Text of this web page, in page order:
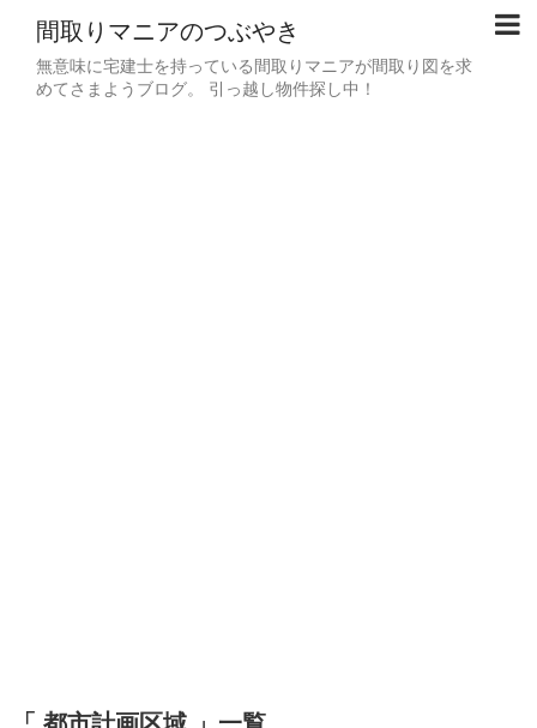
間取りマニアのつぶやき
無意味に宅建士を持っている間取りマニアが間取り図を求
めてさまようブログ。 引っ越し物件探し中！